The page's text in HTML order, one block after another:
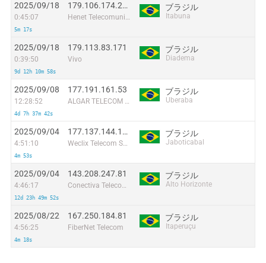
2025/09/18
0:45:07
5m 17s
179.106.174.240
Henet Telecomunicacoes Ltda
ブラジル
Itabuna
2025/09/18
0:39:50
9d 12h 10m 58s
179.113.83.171
Vivo
ブラジル
Diadema
2025/09/08
12:28:52
4d 7h 37m 42s
177.191.161.53
ALGAR TELECOM S/A
ブラジル
Uberaba
2025/09/04
4:51:10
4m 53s
177.137.144.186
Weclix Telecom S/A
ブラジル
Jaboticabal
2025/09/04
4:46:17
12d 23h 49m 52s
143.208.247.81
Conectiva Telecom Tecnologia Ltda - ME
ブラジル
Alto Horizonte
2025/08/22
4:56:25
4m 18s
167.250.184.81
FiberNet Telecom
ブラジル
Itaperuçu